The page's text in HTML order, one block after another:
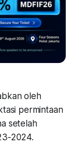
oleh
permintaan
setelah
2024.